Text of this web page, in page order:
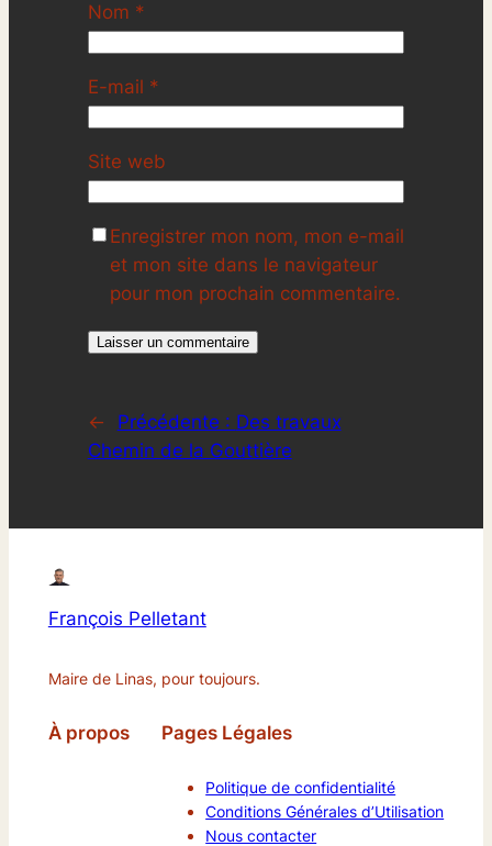
Nom *
E-mail *
Site web
Enregistrer mon nom, mon e-mail
et mon site dans le navigateur
pour mon prochain commentaire.
← Précédente : Des travaux
Chemin de la Gouttière
François Pelletant
Maire de Linas, pour toujours.
À propos Pages Légales
Politique de confidentialité
Conditions Générales d’Utilisation
Nous contacter